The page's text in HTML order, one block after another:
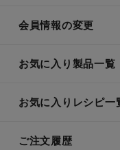
会員情報の変更
お気に入り製品一覧
お気に入りレシピ一
ご注文履歴